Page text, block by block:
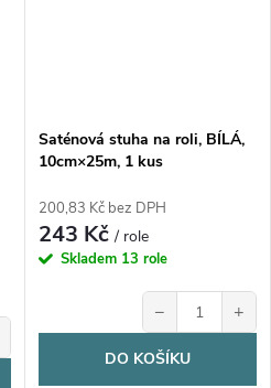
Saténová stuha na roli, BÍLÁ,
10cm×25m, 1 kus
200,83 Kč bez DPH
243 Kč/ role
Skladem 13 role
− +
DO KOŠÍKU